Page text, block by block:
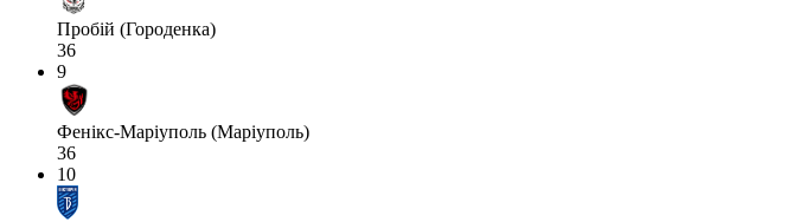
Пробій (Городенка)
36
9
Фенікс-Маріуполь (Маріуполь)
36
10